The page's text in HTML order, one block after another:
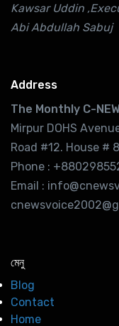
Kawsar Uddin
Abi Abdullah Sabuj
Address
The Monthly C-
Mirpur DOHS
Road #12. House #
Phone :
Email :
মেনু
Blog
Contact
Home